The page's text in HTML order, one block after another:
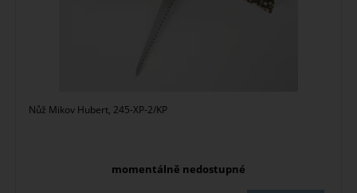
Nůž Mikov Hubert, 245-XP-2/KP
momentálně nedostupné